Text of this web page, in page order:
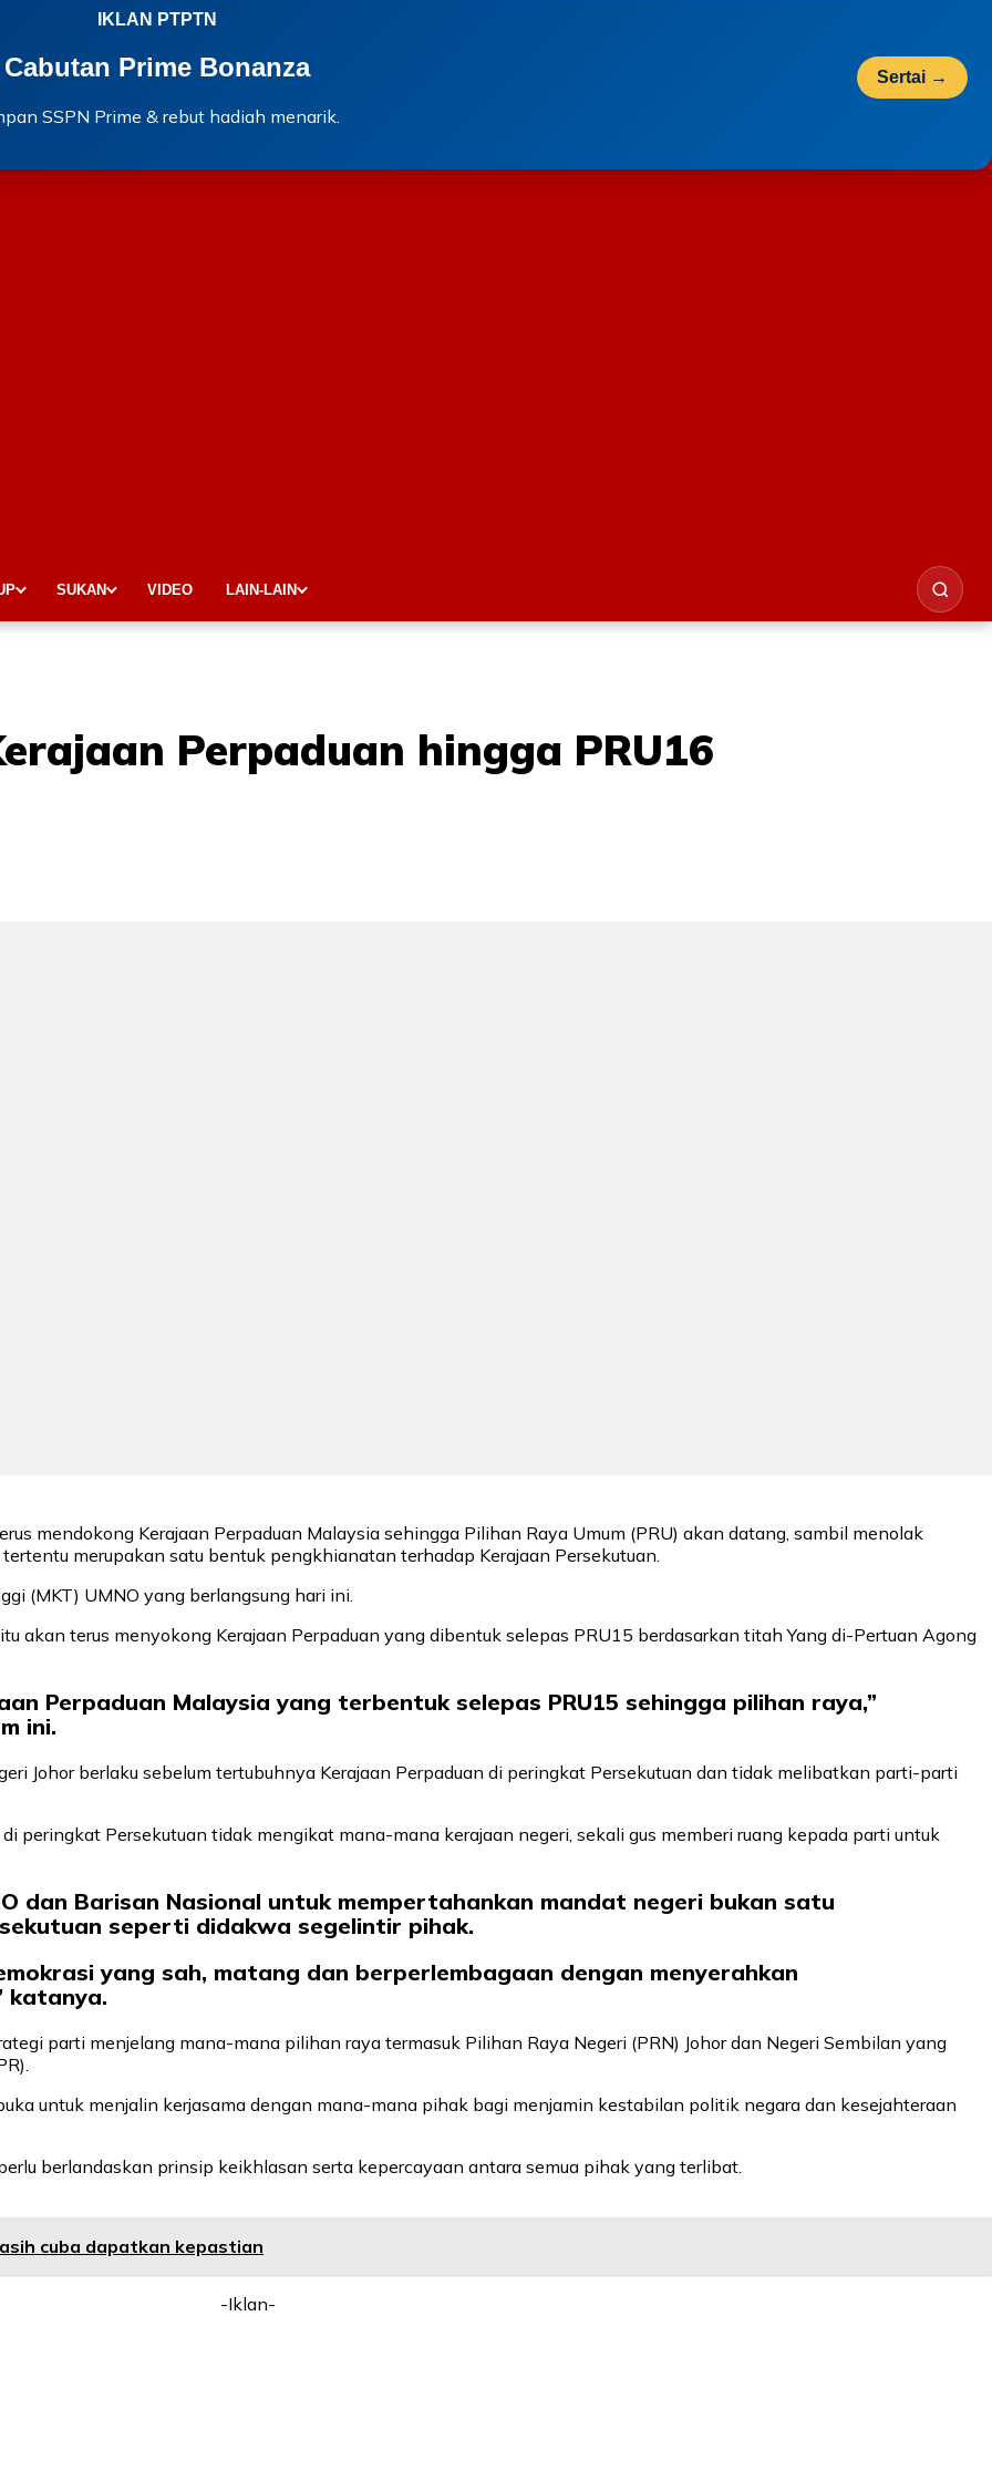
IKLAN PTPTN
Cabutan Prime Bonanza
SSPN Prime & rebut hadiah menarik.
Sertai →
SUKAN VIDEO LAIN-LAIN
Perpaduan hingga PRU16
mendokong Kerajaan Perpaduan Malaysia sehingga Pilihan Raya Umum (PRU) akan datang, sambil menolak
merupakan satu bentuk pengkhianatan terhadap Kerajaan Persekutuan.
(MKT) UMNO yang berlangsung hari ini.
akan terus menyokong Kerajaan Perpaduan yang dibentuk selepas PRU15 berdasarkan titah Yang di-Pertuan Agong
Perpaduan Malaysia yang terbentuk selepas PRU15 sehingga pilihan raya,”
ini.
Johor berlaku sebelum tertubuhnya Kerajaan Perpaduan di peringkat Persekutuan dan tidak melibatkan parti-parti
peringkat Persekutuan tidak mengikat mana-mana kerajaan negeri, sekali gus memberi ruang kepada parti untuk
dan Barisan Nasional untuk mempertahankan mandat negeri bukan satu
seperti didakwa segelintir pihak.
yang sah, matang dan berperlembagaan dengan menyerahkan
katanya.
parti menjelang mana-mana pilihan raya termasuk Pilihan Raya Negeri (PRN) Johor dan Negeri Sembilan yang
untuk menjalin kerjasama dengan mana-mana pihak bagi menjamin kestabilan politik negara dan kesejahteraan
berlandaskan prinsip keikhlasan serta kepercayaan antara semua pihak yang terlibat.
cuba dapatkan kepastian
-Iklan-